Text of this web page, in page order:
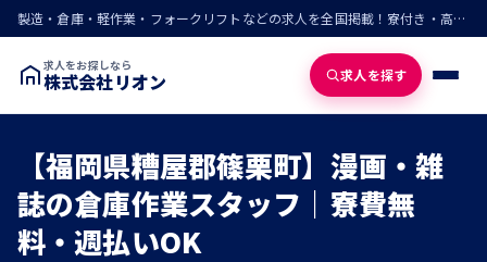
製造・倉庫・軽作業・フォークリフトなどの求人を全国掲載！寮付き・高収入・即入寮の仕事が見つかる
求人をお探しなら
株式会社リオン 求人を探す
【福岡県糟屋郡篠栗町】漫画・雑
誌の倉庫作業スタッフ｜寮費無
料・週払いOK